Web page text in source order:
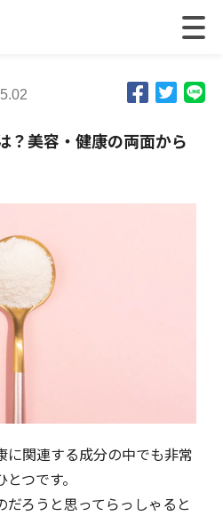
？美容・健康の両面から
に関連する成分の中でも非常
つです。
ろうと思ってらっしゃると